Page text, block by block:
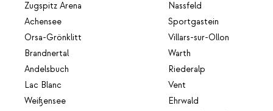
Zugspitz Arena
Achensee
Orsa-Grönklitt
Brandnertal
Andelsbuch
Lac Blanc
Weißensee
Nassfeld
Sportgastein
Villars-sur-Ollon
Warth
Riederalp
Vent
Ehrwald